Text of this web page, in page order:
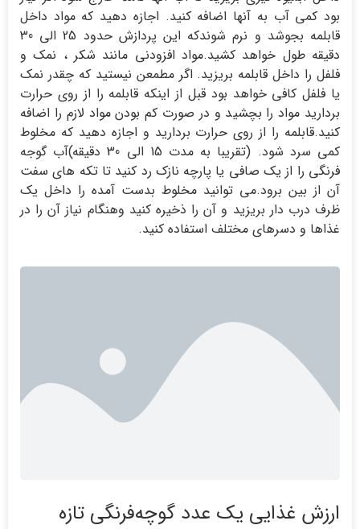
بود کمی آب به آنها اضافه کنید. اجازه دهید که مواد داخل
قابلمه بجوشد و نرم شوندکه این پردازش حدود 25 الی 30
دقیقه طول خواهد کشید.مواد افزودنی مانند شکر ، نمک و
فلفل را داخل قابلمه بریزید. اگر مطمعن نیستید که چقدر نمک
یا فلفل کافی خواهد بود قبل از اینکه قابلمه را از روی حرارت
بردارید مواد را بچشید و در صورت کم بودن مواد لازم را اضافه
کنید.قابلمه را از روی حرارت بردارید و اجازه دهید که مخلوط
کمی سرد شود. (تقریبا به مدت 15 الی 30 دقیقه)آب گوجه
فرنگی را از یک صافی یا پارچه نازک رد کنید تا تکه های سفت
آن از بین برود.می توانید مخلوط بدست آمده را داخل یک
ظرف درب دار بریزید و آن را ذخیره کنید وهنگام نیاز آن را در
غذاها و دسرهای مختلف استفاده کنید.
ارزش غذایی یك عدد گوچه‌فرنگی تازه